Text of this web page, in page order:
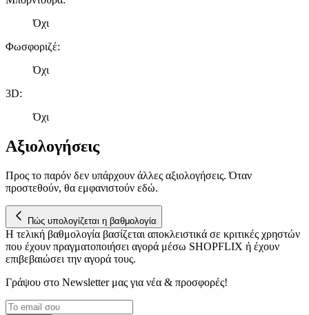
Όχι
Φωσφοριζέ:
Όχι
3D:
Όχι
Αξιολογήσεις
Προς το παρόν δεν υπάρχουν άλλες αξιολογήσεις. Όταν
προστεθούν, θα εμφανιστούν εδώ.
Πώς υπολογίζεται η βαθμολογία
Η τελική βαθμολογία βασίζεται αποκλειστικά σε κριτικές χρηστών
που έχουν πραγματοποιήσει αγορά μέσω SHOPFLIX ή έχουν
επιβεβαιώσει την αγορά τους.
Γράψου στο Νewsletter μας για νέα & προσφορές!